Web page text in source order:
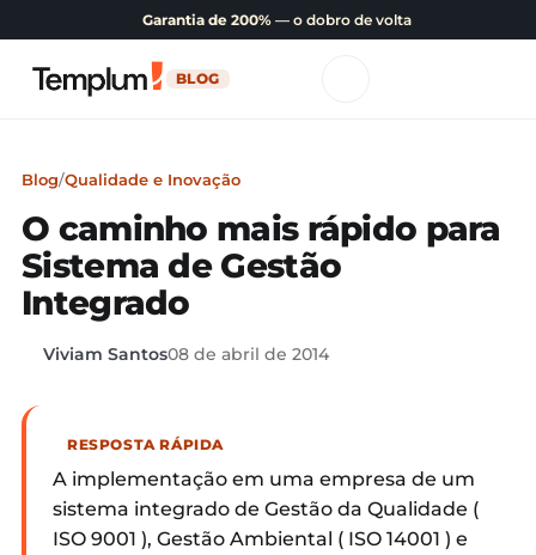
Garantia de 200% — o dobro de volta
BLOG
Blog/Qualidade e Inovação
O caminho mais rápido para
Sistema de Gestão
Integrado
Viviam Santos08 de abril de 2014
RESPOSTA RÁPIDA
A implementação em uma empresa de um
sistema integrado de Gestão da Qualidade (
ISO 9001 ), Gestão Ambiental ( ISO 14001 ) e